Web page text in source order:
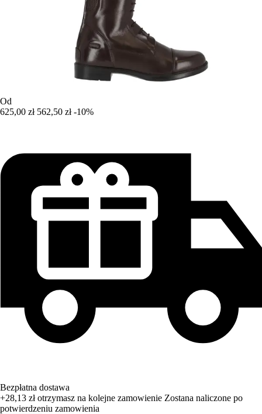
Od
625,00 zł 562,50 zł -10%
Bezpłatna dostawa
+28,13 złotrzymasz na kolejne zamowienie Zostana naliczone po
potwierdzeniu zamowienia